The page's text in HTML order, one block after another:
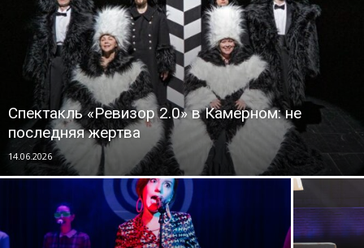
Спектакль «Ревизор 2.0» в Камерном: не
последняя жертва
14.06.2026